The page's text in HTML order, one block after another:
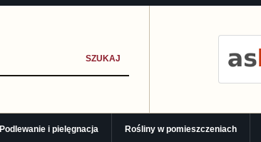
SZUKAJ
Podlewanie i pielęgnacja Rośliny w pomieszczeniach